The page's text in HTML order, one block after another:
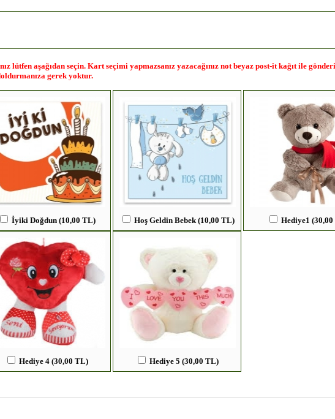
lütfen aşağıdan seçin. Kart seçimi yapmazsanız yazacağınız not beyaz post-it kağıt ile
gerek yoktur.
İyiki Doğdun (10,00 TL) Hoş Geldin Bebek (10,00 TL) Hediye1
Hediye 4 (30,00 TL) Hediye 5 (30,00 TL)